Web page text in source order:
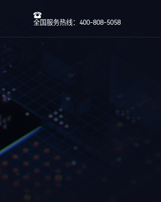
全国服务热线：400-808-5058